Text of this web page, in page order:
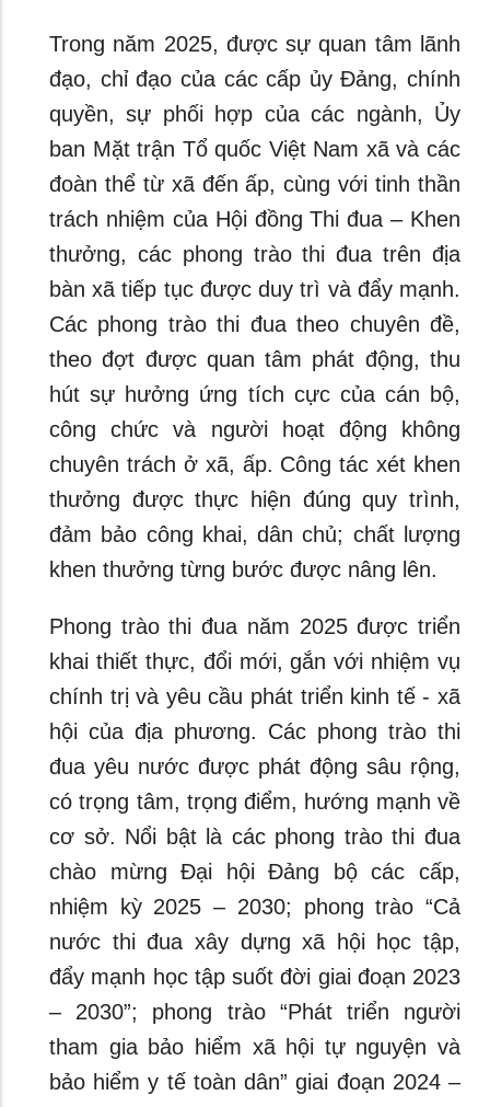
Trong năm 2025, được sự quan tâm lãnh
đạo, chỉ đạo của các cấp ủy Đảng, chính
quyền, sự phối hợp của các ngành, Ủy
ban Mặt trận Tổ quốc Việt Nam xã và các
đoàn thể từ xã đến ấp, cùng với tinh thần
trách nhiệm của Hội đồng Thi đua – Khen
thưởng, các phong trào thi đua trên địa
bàn xã tiếp tục được duy trì và đẩy mạnh.
Các phong trào thi đua theo chuyên đề,
theo đợt được quan tâm phát động, thu
hút sự hưởng ứng tích cực của cán bộ,
công chức và người hoạt động không
chuyên trách ở xã, ấp. Công tác xét khen
thưởng được thực hiện đúng quy trình,
đảm bảo công khai, dân chủ; chất lượng
khen thưởng từng bước được nâng lên.
Phong trào thi đua năm 2025 được triển
khai thiết thực, đổi mới, gắn với nhiệm vụ
chính trị và yêu cầu phát triển kinh tế - xã
hội của địa phương. Các phong trào thi
đua yêu nước được phát động sâu rộng,
có trọng tâm, trọng điểm, hướng mạnh về
cơ sở. Nổi bật là các phong trào thi đua
chào mừng Đại hội Đảng bộ các cấp,
nhiệm kỳ 2025 – 2030; phong trào “Cả
nước thi đua xây dựng xã hội học tập,
đẩy mạnh học tập suốt đời giai đoạn 2023
– 2030”; phong trào “Phát triển người
tham gia bảo hiểm xã hội tự nguyện và
bảo hiểm y tế toàn dân” giai đoạn 2024 –